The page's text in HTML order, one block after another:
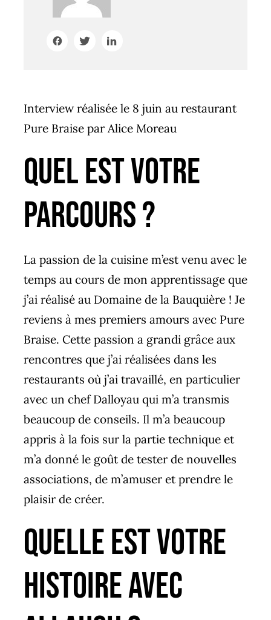
Interview réalisée le 8 juin au restaurant
Pure Braise par Alice Moreau
Quel est votre
parcours ?
La passion de la cuisine m’est venu avec le
temps au cours de mon apprentissage que
j’ai réalisé au Domaine de la Bauquière ! Je
reviens à mes premiers amours avec Pure
Braise. Cette passion a grandi grâce aux
rencontres que j’ai réalisées dans les
restaurants où j’ai travaillé, en particulier
avec un chefDalloyau qui m’a transmis
beaucoup de conseils. Il m’a beaucoup
appris à la fois sur la partie technique et
m’a donné le goût de tester de nouvelles
associations, de m’amuser et prendre le
plaisir de créer.
Quelle est votre
histoire avec